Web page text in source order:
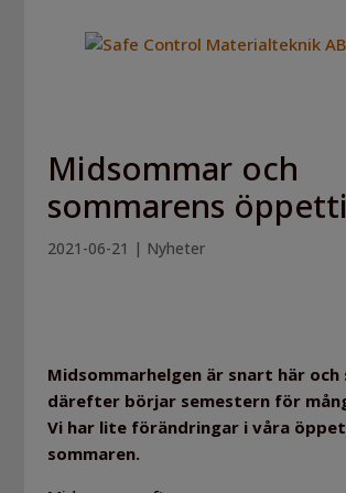
Midsommar och
sommarens
2021-06-21 | Nyheter
Midsommarhelgen är snart här
därefter börjar semestern för
Vi har lite förändringar i våra
sommaren.